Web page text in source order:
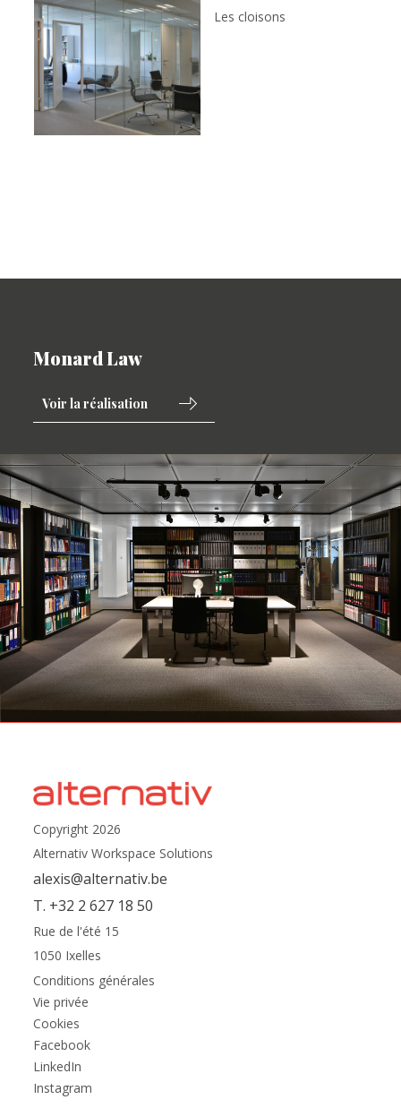
Les cloisons
Monard Law
Voir la réalisation
Copyright 2026
Alternativ Workspace Solutions
alexis@alternativ.be
T. +32 2 627 18 50
Rue de l'été 15
1050 Ixelles
Conditions générales
Vie privée
Cookies
Facebook
LinkedIn
Instagram